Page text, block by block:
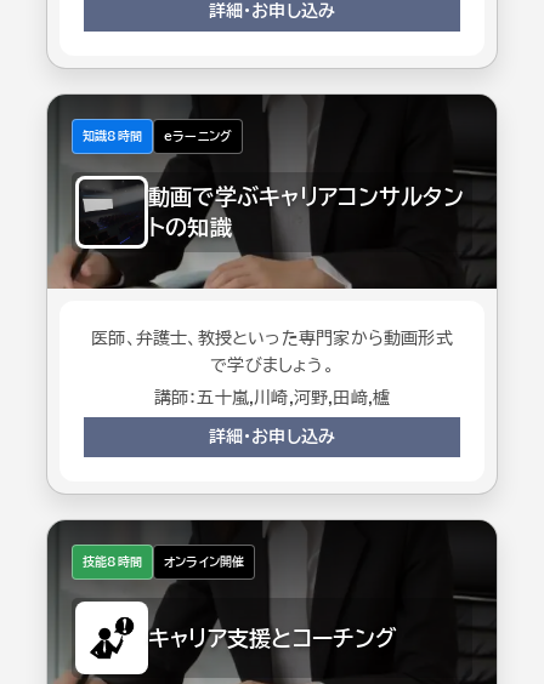
お問い合わせ
詳細・お申し込み
知識8時間 eラーニング
動画で学ぶキャリアコンサルタン
トの知識
医師、弁護士、教授といった専門家から動画形式
で学びましょう。
講師：五十嵐,川崎,河野,田﨑,櫨
詳細・お申し込み
技能8時間 オンライン開催
キャリア支援とコーチング